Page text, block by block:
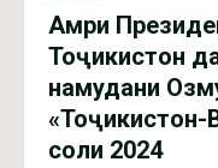
Амри
Тоҷикистон
намудани
«Тоҷикистон-
соли 2024